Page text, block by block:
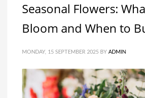
Seasonal Flowers:
Bloom and When to
MONDAY, 15 SEPTEMBER 2025 BY ADMIN